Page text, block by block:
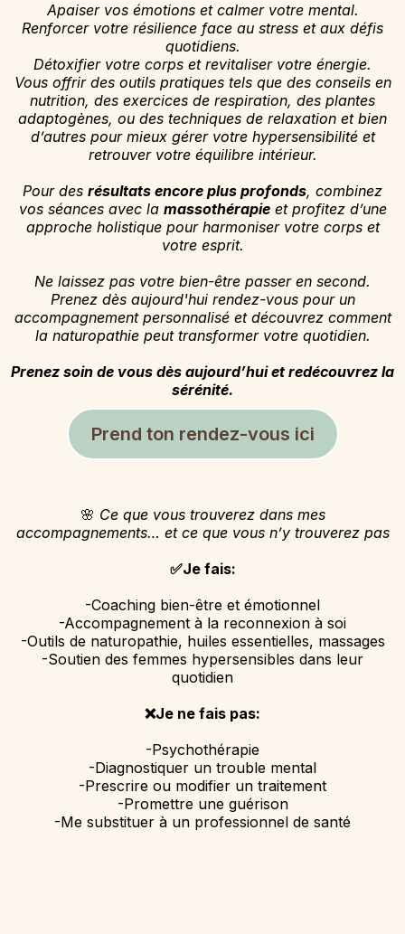
Apaiser vos émotions et calmer votre mental.
Renforcer votre résilience face au stress et aux défis
quotidiens.
Détoxifier votre corps et revitaliser votre énergie.
Vous offrir des outils pratiques tels que des conseils en
nutrition, des exercices de respiration, des plantes
adaptogènes, ou des techniques de relaxation et bien
d’autres pour mieux gérer votre hypersensibilité et
retrouver votre équilibre intérieur.
Pour des résultats encore plus profonds, combinez
vos séances avec la massothérapieet profitez d’une
approche holistique pour harmoniser votre corps et
votre esprit.
Ne laissez pas votre bien-être passer en second.
Prenez dès aujourd'hui rendez-vous pour un
accompagnement personnalisé et découvrez comment
la naturopathie peut transformer votre quotidien.
Prenez soin de vous dès aujourd’hui et redécouvrez la
sérénité.
Prend ton rendez-vous ici
🌸 Ce que vous trouverez dans mes
accompagnements… et ce que vous n’y trouverez pas
✅Je fais:
-Coaching bien-être et émotionnel
-Accompagnement à la reconnexion à soi
-Outils de naturopathie, huiles essentielles, massages
-Soutien des femmes hypersensibles dans leur
quotidien
❌Je ne fais pas:
-Psychothérapie
-Diagnostiquer un trouble mental
-Prescrire ou modifier un traitement
-Promettre une guérison
-Me substituer à un professionnel de santé